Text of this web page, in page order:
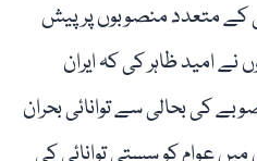
کے متعدد منصوبوں پر پیش
امید ظاہر کی کہ ایران
کی بحالی سے توانائی بحران